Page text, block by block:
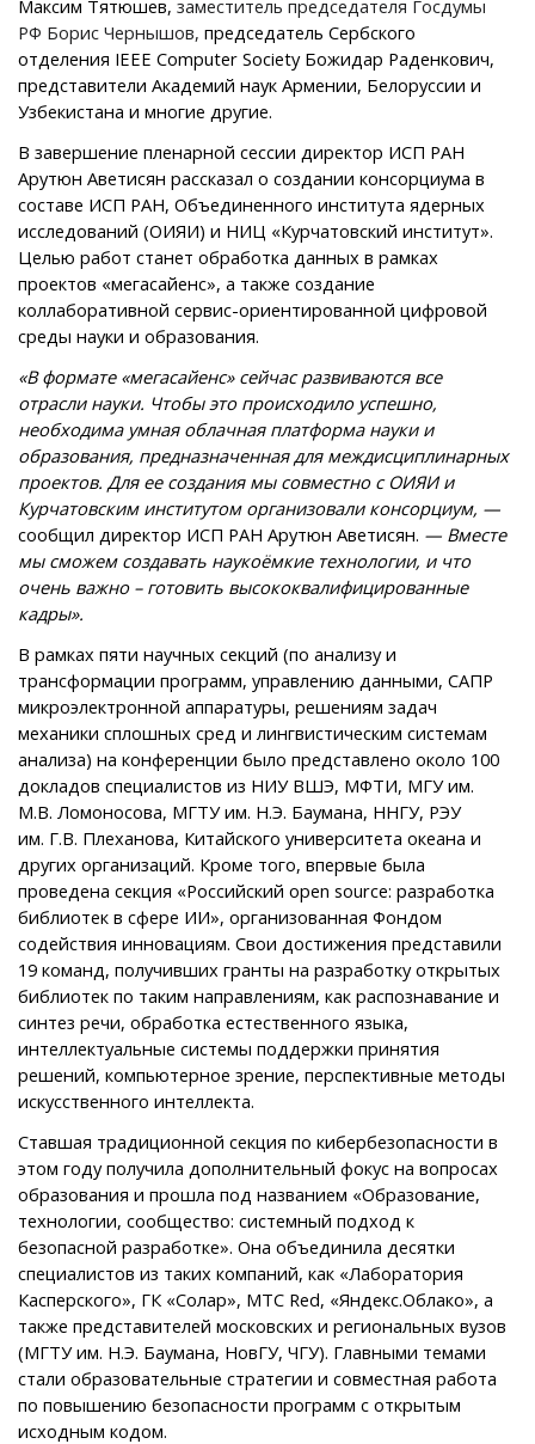
Максим Тятюшев, заместитель председателя Госдумы
РФ Борис Чернышов, председатель Сербского
отделения IEEE Computer Society Божидар Раденкович,
представители Академий наук Армении, Белоруссии и
Узбекистана и многие другие.
В завершение пленарной сессии директор ИСП РАН
Арутюн Аветисян рассказал о создании консорциума в
составе ИСП РАН, Объединенного института ядерных
исследований (ОИЯИ) и НИЦ «Курчатовский институт».
Целью работ станет обработка данных в рамках
проектов «мегасайенс», а также создание
коллаборативной сервис-ориентированной цифровой
среды науки и образования.
«В формате «мегасайенс» сейчас развиваются все
отрасли науки. Чтобы это происходило успешно,
необходима умная облачная платформа науки и
образования, предназначенная для междисциплинарных
проектов. Для ее создания мы совместно с ОИЯИ и
Курчатовским институтом организовали консорциум, —
сообщил директор ИСП РАН Арутюн Аветисян. — Вместе
мы сможем создавать наукоёмкие технологии, и что
очень важно – готовить высококвалифицированные
кадры».
В рамках пяти научных секций (по анализу и
трансформации программ, управлению данными, САПР
микроэлектронной аппаратуры, решениям задач
механики сплошных сред и лингвистическим системам
анализа) на конференции было представлено около 100
докладов специалистов из НИУ ВШЭ, МФТИ, МГУ им.
М.В. Ломоносова, МГТУ им. Н.Э. Баумана, ННГУ, РЭУ
им. Г.В. Плеханова, Китайского университета океана и
других организаций. Кроме того, впервые была
проведена секция «Российский open source: разработка
библиотек в сфере ИИ», организованная Фондом
содействия инновациям. Свои достижения представили
19 команд, получивших гранты на разработку открытых
библиотек по таким направлениям, как распознавание и
синтез речи, обработка естественного языка,
интеллектуальные системы поддержки принятия
решений, компьютерное зрение, перспективные методы
искусственного интеллекта.
Ставшая традиционной секция по кибербезопасности в
этом году получила дополнительный фокус на вопросах
образования и прошла под названием «Образование,
технологии, сообщество: системный подход к
безопасной разработке». Она объединила десятки
специалистов из таких компаний, как «Лаборатория
Касперского», ГК «Солар», МТС Red, «Яндекс.Облако», а
также представителей московских и региональных вузов
(МГТУ им. Н.Э. Баумана, НовГУ, ЧГУ). Главными темами
стали образовательные стратегии и совместная работа
по повышению безопасности программ с открытым
исходным кодом.